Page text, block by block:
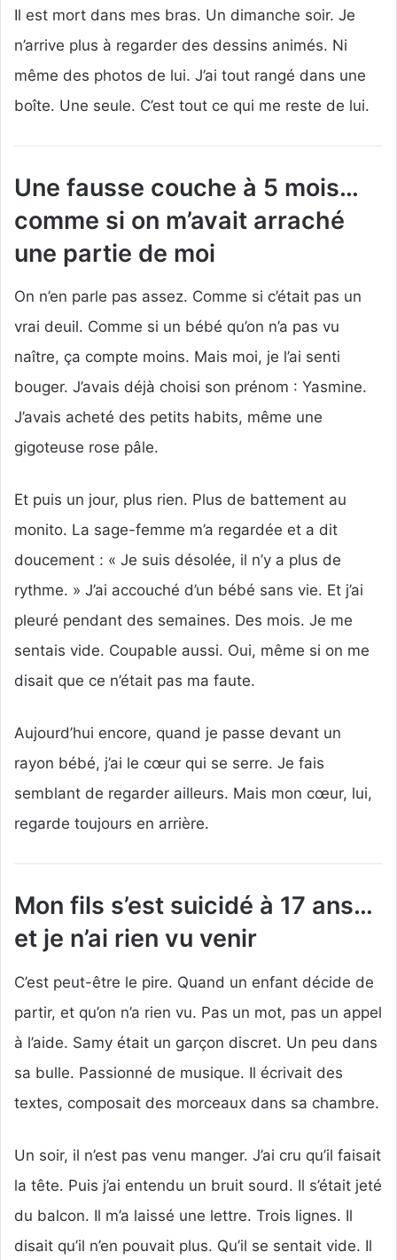
Il est mort dans mes bras. Un dimanche soir. Je
n’arrive plus à regarder des dessins animés. Ni
même des photos de lui. J’ai tout rangé dans une
boîte. Une seule. C’est tout ce qui me reste de lui.
Une fausse couche à 5 mois…
comme si on m’avait arraché
une partie de moi
On n’en parle pas assez. Comme si c’était pas un
vrai deuil. Comme si un bébé qu’on n’a pas vu
naître, ça compte moins. Mais moi, je l’ai senti
bouger. J’avais déjà choisi son prénom : Yasmine.
J’avais acheté des petits habits, même une
gigoteuse rose pâle.
Et puis un jour, plus rien. Plus de battement au
monito. La sage-femme m’a regardée et a dit
doucement : « Je suis désolée, il n’y a plus de
rythme. » J’ai accouché d’un bébé sans vie. Et j’ai
pleuré pendant des semaines. Des mois. Je me
sentais vide. Coupable aussi. Oui, même si on me
disait que ce n’était pas ma faute.
Aujourd’hui encore, quand je passe devant un
rayon bébé, j’ai le cœur qui se serre. Je fais
semblant de regarder ailleurs. Mais mon cœur, lui,
regarde toujours en arrière.
Mon fils s’est suicidé à 17 ans…
et je n’ai rien vu venir
C’est peut-être le pire. Quand un enfant décide de
partir, et qu’on n’a rien vu. Pas un mot, pas un appel
à l’aide. Samy était un garçon discret. Un peu dans
sa bulle. Passionné de musique. Il écrivait des
textes, composait des morceaux dans sa chambre.
Un soir, il n’est pas venu manger. J’ai cru qu’il faisait
la tête. Puis j’ai entendu un bruit sourd. Il s’était jeté
du balcon. Il m’a laissé une lettre. Trois lignes. Il
disait qu’il n’en pouvait plus. Qu’il se sentait vide. Il